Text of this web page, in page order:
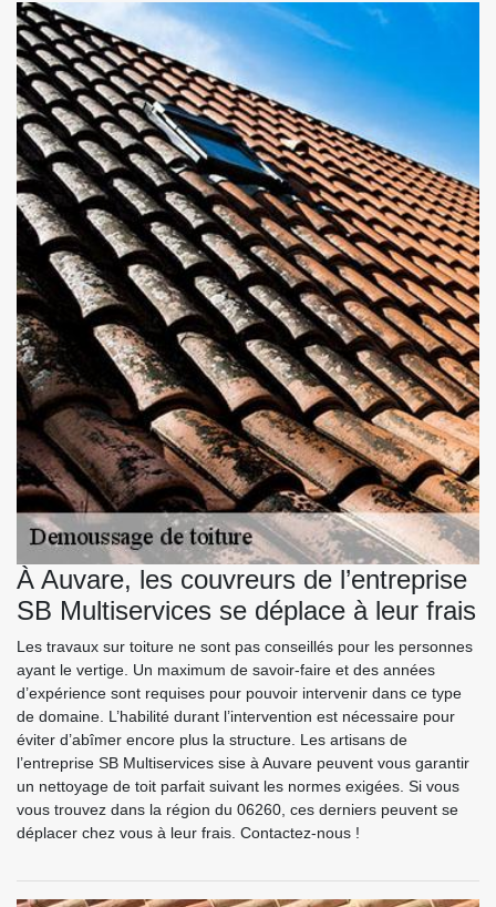
À Auvare, les couvreurs de l’entreprise
SB Multiservices se déplace à leur frais
Les travaux sur toiture ne sont pas conseillés pour les personnes
ayant le vertige. Un maximum de savoir-faire et des années
d’expérience sont requises pour pouvoir intervenir dans ce type
de domaine. L’habilité durant l’intervention est nécessaire pour
éviter d’abîmer encore plus la structure. Les artisans de
l’entreprise SB Multiservices sise à Auvare peuvent vous garantir
un nettoyage de toit parfait suivant les normes exigées. Si vous
vous trouvez dans la région du 06260, ces derniers peuvent se
déplacer chez vous à leur frais. Contactez-nous !